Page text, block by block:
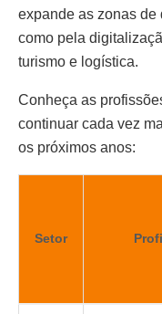
expande as zonas de
como pela
turismo e logística.
Conheça as
continuar cada vez
os próximos anos:
Setor